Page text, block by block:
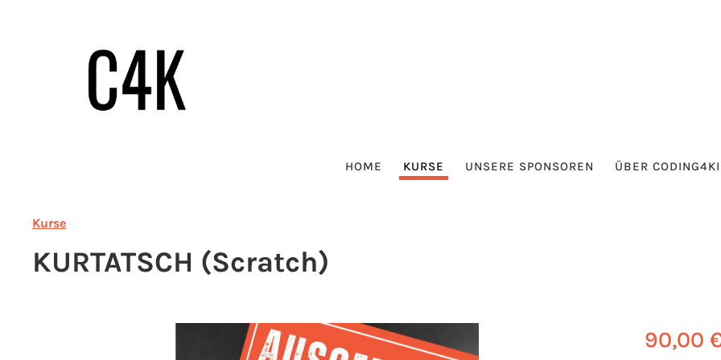
HOME KURSE UNSERE SPONSOREN ÜBER
Kurse
KURTATSCH (Scratch)
90,00